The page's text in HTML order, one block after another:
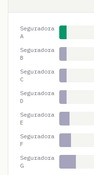
Seguradora
A
Seguradora
B
Seguradora
C
Seguradora
D
Seguradora
E
Seguradora
F
Seguradora
G